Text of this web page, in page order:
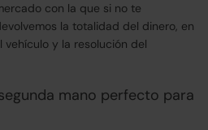
con la que si no te
la totalidad del dinero, en
y la resolución del
mano perfecto para